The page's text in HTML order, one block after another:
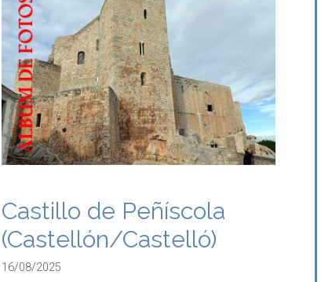
Castillo de Peñíscola
(Castellón/Castelló)
16/08/2025